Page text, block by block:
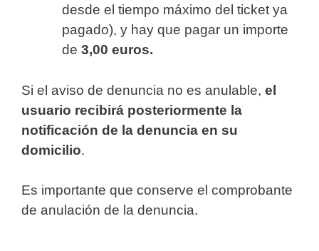
desde el tiempo máximo del ticket ya
pagado), y hay que pagar un importe
de 3,00 euros.
Si el aviso de denuncia no es anulable, el
usuario recibirá posteriormente la
notificación de la denuncia en su
domicilio.
Es importante que conserve el comprobante
de anulación de la denuncia.